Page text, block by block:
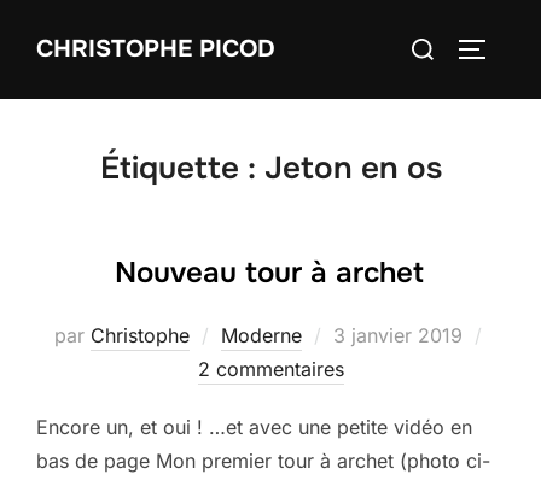
CHRISTOPHE PICOD Rechercher :
Étiquette : Jeton en os
Nouveau tour à archet
par Christophe Moderne
Publié
le
3 janvier 2019
2 commentaires
Encore un, et oui ! …et avec une petite vidéo en
bas de page Mon premier tour à archet (photo ci-